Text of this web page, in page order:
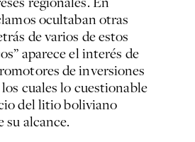
ocultaban otras
de varios de estos
aparece el interés de
de inversiones
cuales lo cuestionable
del litio boliviano
su alcance.